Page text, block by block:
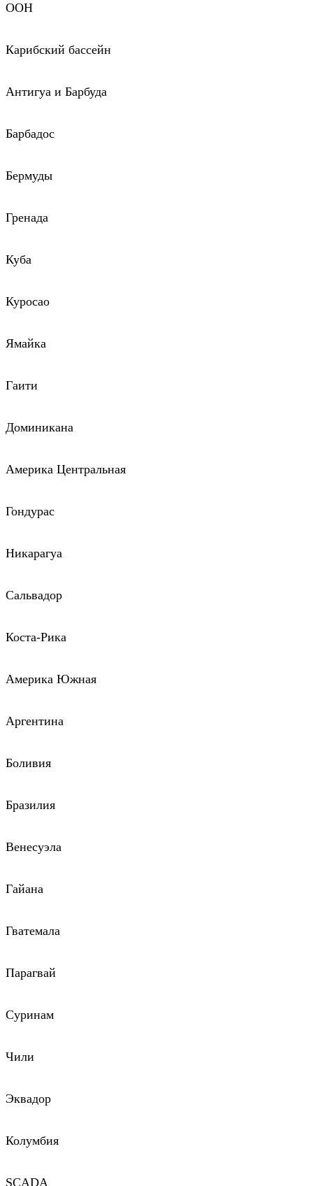
ООН
Карибский бассейн
Антигуа и Барбуда
Барбадос
Бермуды
Гренада
Куба
Куросао
Ямайка
Гаити
Доминикана
Америка Центральная
Гондурас
Никарагуа
Сальвадор
Коста-Рика
Америка Южная
Аргентина
Боливия
Бразилия
Венесуэла
Гайана
Гватемала
Парагвай
Суринам
Чили
Эквадор
Колумбия
SCADA